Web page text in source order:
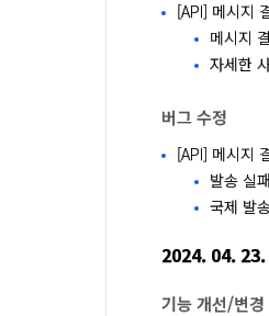
[API] 메시지
메시지
자세한
버그 수정
[API] 메시지
발송 실
국제 발
2024. 04. 23.
기능 개선/변경